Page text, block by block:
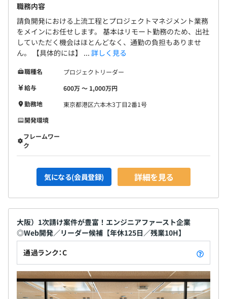
職務内容
請負開発における上流工程とプロジェクトマネジメント業務
をメインにお任せします。 基本はリモート勤務のため、出社
していただく機会はほとんどなく、通勤の負担もありませ
ん。 【具体的には】 ... 詳しく見る
職種名
プロジェクトリーダー
給与
600万 〜 1,000万円
勤務地
東京都港区六本木3丁目2番1号
開発環境
フレームワー
ク
気になる(会員登録) 詳細を見る
大阪）1次請け案件が豊富！エンジニアファースト企業
◎Web開発／リーダー候補【年休125日／残業10H】
通過ランク：C